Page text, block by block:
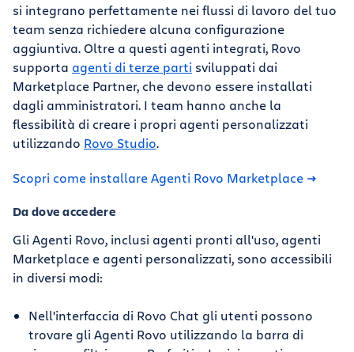
si integrano perfettamente nei flussi di lavoro del tuo
team senza richiedere alcuna configurazione
aggiuntiva. Oltre a questi agenti integrati, Rovo
supporta agenti di terze parti sviluppati dai
Marketplace Partner, che devono essere installati
dagli amministratori. I team hanno anche la
flessibilità di creare i propri agenti personalizzati
utilizzando Rovo Studio.
Scopri come installare Agenti Rovo Marketplace
Da dove accedere
Gli Agenti Rovo, inclusi agenti pronti all'uso, agenti
Marketplace e agenti personalizzati, sono accessibili
in diversi modi:
Nell'interfaccia di Rovo Chat gli utenti possono
trovare gli Agenti Rovo utilizzando la barra di